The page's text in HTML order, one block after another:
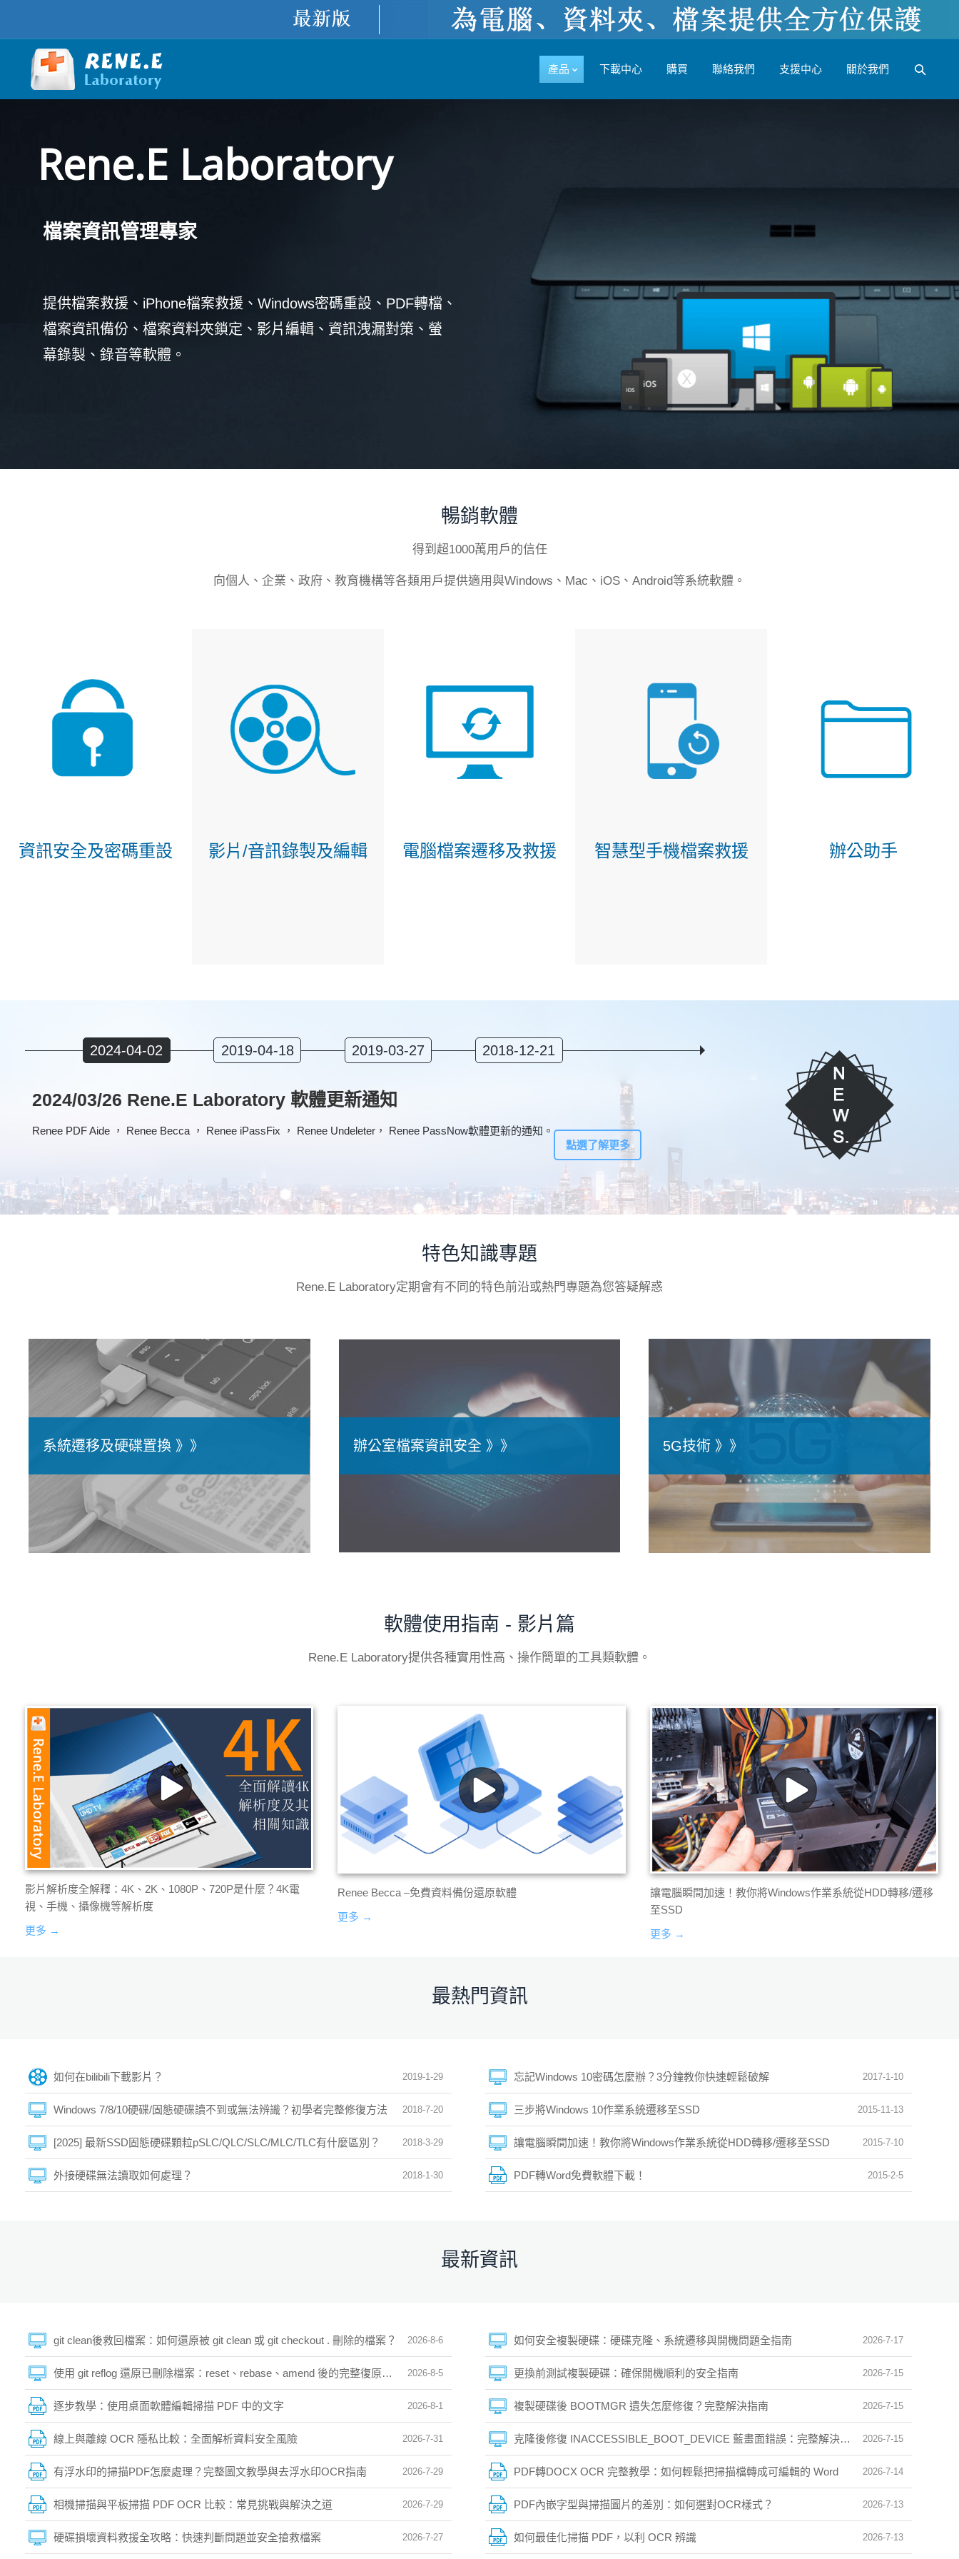
產品 下載中心 購買 聯絡我們 支援中心 關於我們
Rene.E Laboratory
檔案資訊管理專家
提供檔案救援、iPhone檔案救援、Windows密碼重設、PDF轉檔、
檔案資訊備份、檔案資料夾鎖定、影片編輯、資訊洩漏對策、螢
幕錄製、錄音等軟體。
暢銷軟體
得到超1000萬用戶的信任
向個人、企業、政府、教育機構等各類用戶提供適用與Windows、Mac、iOS、Android等系統軟體。
資訊安全及密碼重設 影片/音訊錄製及編輯 電腦檔案遷移及救援 智慧型手機檔案救援 辦公助手
2024-04-02 2019-04-18 2019-03-27 2018-12-21
2024/03/26 Rene.E Laboratory 軟體更新通知
Renee PDF Aide ， Renee Becca ， Renee iPassFix ， Renee Undeleter， Renee PassNow軟體更新的通知。
點選了解更多
特色知識專題
Rene.E Laboratory定期會有不同的特色前沿或熱門專題為您答疑解惑
系統遷移及硬碟置換 》》 辦公室檔案資訊安全 》》 5G技術 》》
軟體使用指南 - 影片篇
Rene.E Laboratory提供各種實用性高、操作簡單的工具類軟體。
影片解析度全解釋：4K、2K、1080P、720P是什麼？4K電
視、手機、攝像機等解析度
更多 →
Renee Becca –免費資料備份還原軟體
更多 →
讓電腦瞬間加速！教你將Windows作業系統從HDD轉移/遷移
至SSD
更多 →
最熱門資訊
2019-1-29
如何在bilibili下載影片？
2018-7-20
Windows 7/8/10硬碟/固態硬碟讀不到或無法辨識？初學者完整修復方法
2018-3-29
[2025] 最新SSD固態硬碟顆粒pSLC/QLC/SLC/MLC/TLC有什麼區別？
2018-1-30
外接硬碟無法讀取如何處理？
2017-1-10
忘記Windows 10密碼怎麼辦？3分鐘教你快速輕鬆破解
2015-11-13
三步將Windows 10作業系統遷移至SSD
2015-7-10
讓電腦瞬間加速！教你將Windows作業系統從HDD轉移/遷移至SSD
2015-2-5
PDF轉Word免費軟體下載！
最新資訊
2026-8-6
git clean後救回檔案：如何還原被 git clean 或 git checkout . 刪除的檔案？
2026-8-5
使用 git reflog 還原已刪除檔案：reset、rebase、amend 後的完整復原指南
2026-8-1
逐步教學：使用桌面軟體編輯掃描 PDF 中的文字
2026-7-31
線上與離線 OCR 隱私比較：全面解析資料安全風險
2026-7-29
有浮水印的掃描PDF怎麼處理？完整圖文教學與去浮水印OCR指南
2026-7-29
相機掃描與平板掃描 PDF OCR 比較：常見挑戰與解決之道
2026-7-27
硬碟損壞資料救援全攻略：快速判斷問題並安全搶救檔案
2026-7-17
如何安全複製硬碟：硬碟克隆、系統遷移與開機問題全指南
2026-7-15
更換前測試複製硬碟：確保開機順利的安全指南
2026-7-15
複製硬碟後 BOOTMGR 遺失怎麼修復？完整解決指南
2026-7-15
克隆後修復 INACCESSIBLE_BOOT_DEVICE 藍畫面錯誤：完整解決指南
2026-7-14
PDF轉DOCX OCR 完整教學：如何輕鬆把掃描檔轉成可編輯的 Word
2026-7-13
PDF內嵌字型與掃描圖片的差別：如何選對OCR樣式？
2026-7-13
如何最佳化掃描 PDF，以利 OCR 辨識